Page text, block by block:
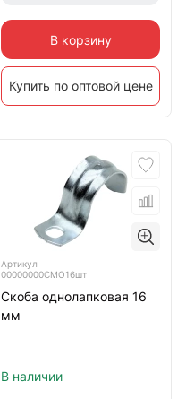
В корзину
Купить по оптовой цене
Артикул
00000000СМО16шт
Скоба однолапковая 16
мм
В наличии